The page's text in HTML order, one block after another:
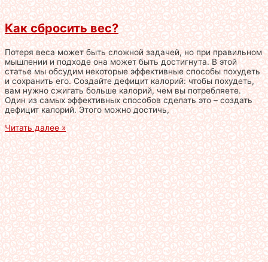
Как сбросить вес?
Потеря веса может быть сложной задачей, но при правильном
мышлении и подходе она может быть достигнута. В этой
статье мы обсудим некоторые эффективные способы похудеть
и сохранить его. Создайте дефицит калорий: чтобы похудеть,
вам нужно сжигать больше калорий, чем вы потребляете.
Один из самых эффективных способов сделать это – создать
дефицит калорий. Этого можно достичь,
Читать далее »